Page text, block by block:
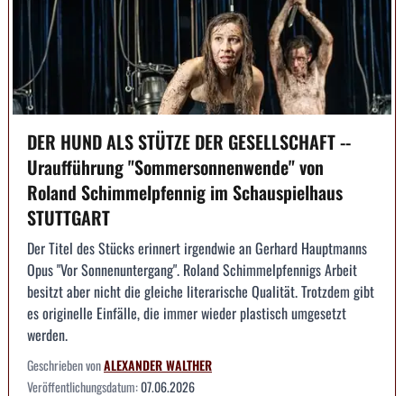
DER HUND ALS STÜTZE DER GESELLSCHAFT --
Uraufführung "Sommersonnenwende" von
Roland Schimmelpfennig im Schauspielhaus
STUTTGART
Der Titel des Stücks erinnert irgendwie an Gerhard Hauptmanns
Opus "Vor Sonnenuntergang". Roland Schimmelpfennigs Arbeit
besitzt aber nicht die gleiche literarische Qualität. Trotzdem gibt
es originelle Einfälle, die immer wieder plastisch umgesetzt
werden.
Geschrieben vonALEXANDER WALTHER
Veröffentlichungsdatum:07.06.2026